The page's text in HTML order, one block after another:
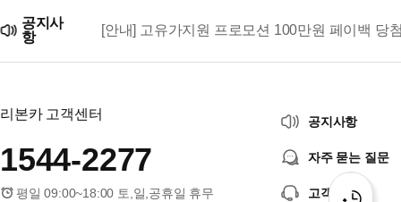
공지사
항
[안내] 고유가지원 프로모션 100만원 페이백 당
리본카 고객센터
1544-2277
평일 09:00~18:00 토,일,공휴일 휴무
공지사항
자주 묻는 질문
고객센터